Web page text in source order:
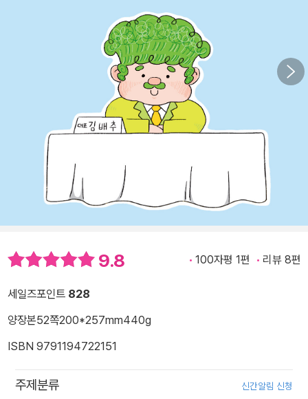
9.8 100자평 1편 리뷰 8편
세일즈포인트 828
양장본52쪽200*257mm440g
ISBN 9791194722151
주제분류 신간알림 신청